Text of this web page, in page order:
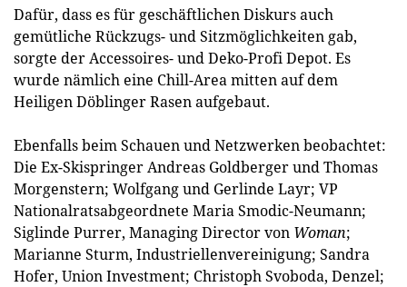
Dafür, dass es für geschäftlichen Diskurs auch
gemütliche Rückzugs- und Sitzmöglichkeiten gab,
sorgte der Accessoires- und Deko-Profi Depot. Es
wurde nämlich eine Chill-Area mitten auf dem
Heiligen Döblinger Rasen aufgebaut.
Ebenfalls beim Schauen und Netzwerken beobachtet:
Die Ex-Skispringer Andreas Goldberger und Thomas
Morgenstern; Wolfgang und Gerlinde Layr; VP
Nationalratsabgeordnete Maria Smodic-Neumann;
Siglinde Purrer, Managing Director von Woman;
Marianne Sturm, Industriellenvereinigung; Sandra
Hofer, Union Investment; Christoph Svoboda, Denzel;